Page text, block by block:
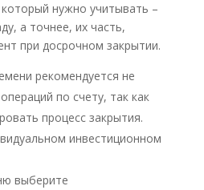
нужно учитывать –
а точнее, их часть,
при досрочном закрытии.
рекомендуется не
по счету, так как
процесс закрытия.
инвестиционном
выберите